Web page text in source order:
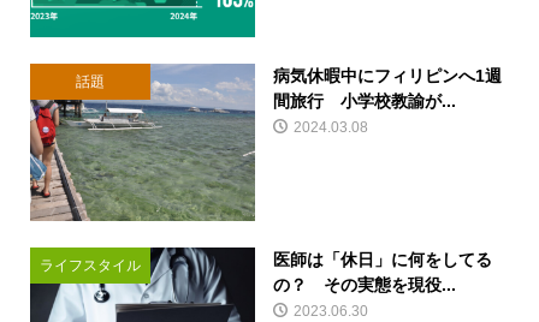
話題
病気休暇中にフィリピンへ1週
間旅行 小学校教諭が...
2024.03.08
ライフスタイル
医師は「休日」に何をしてる
の？ その実態を現役...
2023.06.30